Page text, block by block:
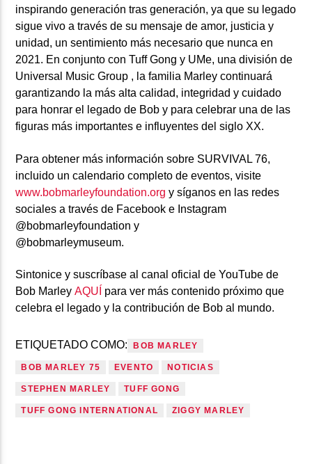
inspirando generación tras generación, ya que su legado
sigue vivo a través de su mensaje de amor, justicia y
unidad, un sentimiento más necesario que nunca en
2021. En conjunto con Tuff Gong y UMe, una división de
Universal Music Group , la familia Marley continuará
garantizando la más alta calidad, integridad y cuidado
para honrar el legado de Bob y para celebrar una de las
figuras más importantes e influyentes del siglo XX.
Para obtener más información sobre SURVIVAL 76,
incluido un calendario completo de eventos, visite
www.bobmarleyfoundation.org y síganos en las redes
sociales a través de Facebook e Instagram
@bobmarleyfoundation y
@bobmarleymuseum.
Sintonice y suscríbase al canal oficial deYouTube de
Bob Marley AQUÍ para ver más contenido próximo que
celebra el legado y la contribución de Bob al mundo.
ETIQUETADO COMO: BOB MARLEY
BOB MARLEY 75 EVENTO NOTICIAS
STEPHEN MARLEY TUFF GONG
TUFF GONG INTERNATIONAL ZIGGY MARLEY